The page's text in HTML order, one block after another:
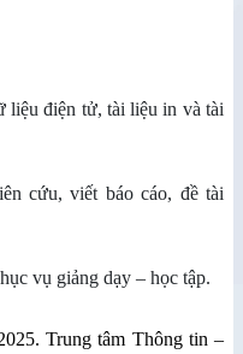
liệu điện tử, tài liệu in và tài
cứu, viết báo cáo, đề tài
vụ giảng dạy – học tập.
Trung tâm Thông tin –